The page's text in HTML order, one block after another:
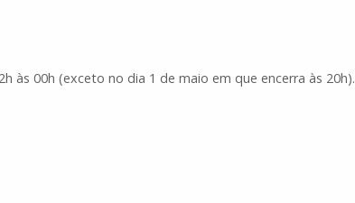
às 00h (exceto no dia 1 de maio em que encerra às 20h).